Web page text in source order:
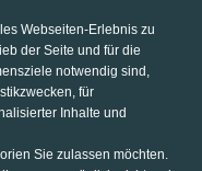
Webseiten-Erlebnis zu
der Seite und für die
notwendig sind,
für
Inhalte und
Sie zulassen möchten.